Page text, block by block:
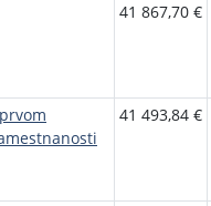
41 867,70 €
41 493,84 €